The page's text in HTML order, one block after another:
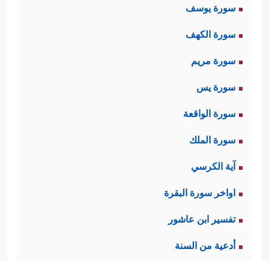
سورة يوسف
سورة الكهف
سورة مريم
سورة يس
سورة الواقعة
سورة الملك
آية الكرسي
اواخر سورة البقرة
تفسير ابن عاشور
أدعية من السنة